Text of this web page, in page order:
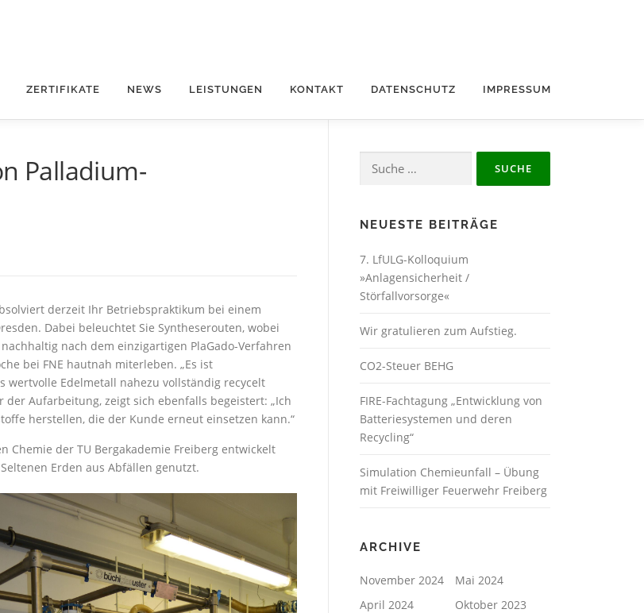
ZERTIFIKATE NEWS LEISTUNGEN KONTAKT DATENSCHUTZ IMPRESSUM
Palladium-
derzeit Ihr Betriebspraktikum bei einem
Dabei beleuchtet Sie Syntheserouten, wobei
nach dem einzigartigen PlaGado-Verfahren
bei FNE hautnah miterleben. „Es ist
wertvolle Edelmetall nahezu vollständig recycelt
Aufarbeitung, zeigt sich ebenfalls begeistert: „Ich
herstellen, die der Kunde erneut einsetzen kann.“
Chemie der TU Bergakademie Freiberg entwickelt
Erden aus Abfällen genutzt.
nach:
NEUESTE BEITRÄGE
7. LfULG-Kolloquium
»Anlagensicherheit /
Störfallvorsorge«
Wir gratulieren zum Aufstieg.
CO2-Steuer BEHG
FIRE-Fachtagung „Entwicklung von
Batteriesystemen und deren
Recycling“
Simulation Chemieunfall – Übung
mit Freiwilliger Feuerwehr Freiberg
ARCHIVE
November 2024
Mai 2024
April 2024
Oktober 2023